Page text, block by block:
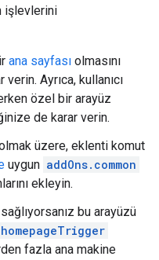
işlevlerini
ana sayfası olmasını
Ayrıca, kullanıcı
özel bir arayüz
de karar verin.
üzere, eklenti komut
uygun addOns.common
ekleyin.
sağlıyorsanız bu arayüzü
fazla ana makine